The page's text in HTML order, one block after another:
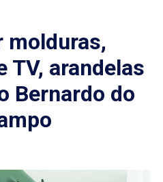
molduras,
TV, arandelas
Bernardo do